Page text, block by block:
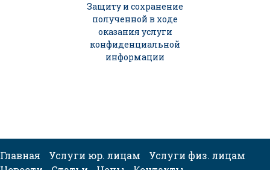
Защиту и сохранение
полученной в ходе
оказания услуги
конфиденциальной
информации
Главная Услуги юр. лицам
Услуги физ. лицам